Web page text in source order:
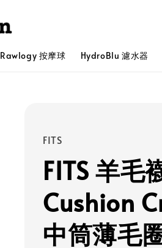
Rawlogy 按摩球 HydroBlu 濾水器
FITS
FITS 羊毛
Cushion
中筒薄毛